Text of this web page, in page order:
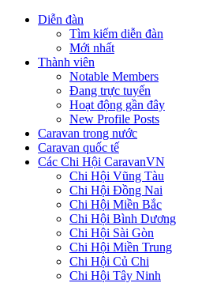
Diễn đàn
Tìm kiếm diễn đàn
Mới nhất
Thành viên
Notable Members
Đang trực tuyến
Hoạt động gần đây
New Profile Posts
Caravan trong nước
Caravan quốc tế
Các Chi Hội CaravanVN
Chi Hội Vũng Tàu
Chi Hội Đồng Nai
Chi Hội Miền Bắc
Chi Hội Bình Dương
Chi Hội Sài Gòn
Chi Hội Miền Trung
Chi Hội Củ Chi
Chi Hội Tây Ninh